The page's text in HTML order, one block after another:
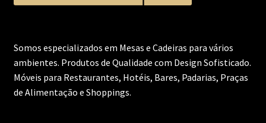
Somos especializados em Mesas e Cadeiras para vários
ambientes. Produtos de Qualidade com Design Sofisticado.
Móveis para Restaurantes, Hotéis, Bares, Padarias, Praças
de Alimentação e Shoppings.